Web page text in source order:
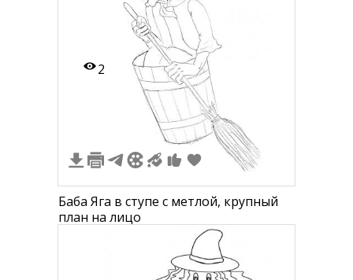
2
Баба Яга в ступе с метлой, крупный
план на лицо